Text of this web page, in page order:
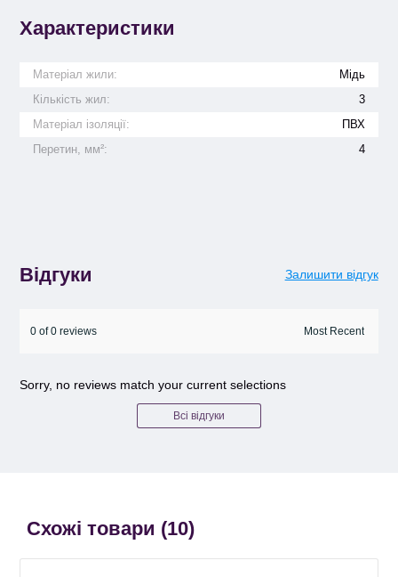
Характеристики
Матеріал жили:
Мідь
Кількість жил:
3
Матеріал ізоляції:
ПВХ
Перетин, мм²:
4
Відгуки Залишити відгук
0 of 0 reviews
Sorry, no reviews match your current selections
Всі відгуки
Схожі товари (10)